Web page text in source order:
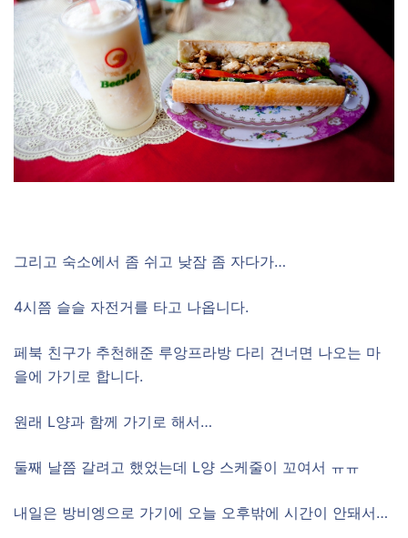
그리고 숙소에서 좀 쉬고 낮잠 좀 자다가…
4시쯤 슬슬 자전거를 타고 나옵니다.
페북 친구가 추천해준 루앙프라방 다리 건너면 나오는 마
을에 가기로 합니다.
원래 L양과 함께 가기로 해서…
둘째 날쯤 갈려고 했었는데 L양 스케줄이 꼬여서 ㅠㅠ
내일은 방비엥으로 가기에 오늘 오후밖에 시간이 안돼서…